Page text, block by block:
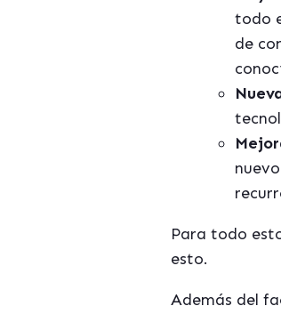
todo
de
Para todo
esto.
Además del